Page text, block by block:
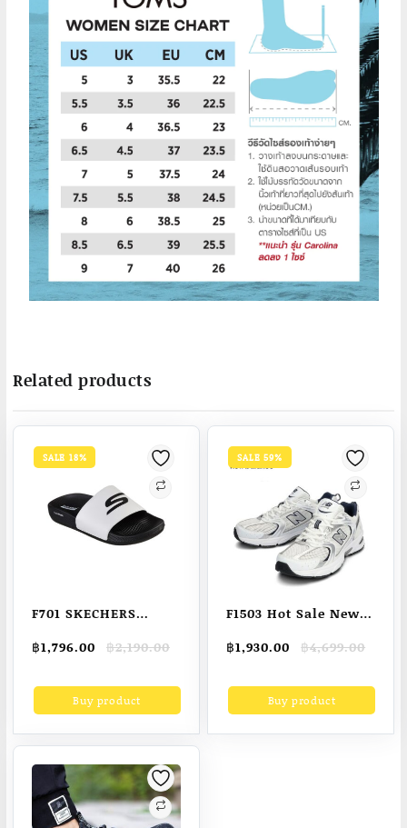
Related products
SALE 18%
F701 SKECHERS
Deriver Men’s
Sandals
฿2,190.00
Original
was:
฿2,190.00.
฿1,796.00
Current
is:
฿1,796.00.Buy product
SALE 59%
F1503 Hot Sale New
SG รองเท้าผ้าใบลําลอง
สีขาว สีฟ้า Men’s and
Women’s Running
฿4,699.00
Original
was:
฿4,699.00.
฿1,930.00
Current
is:
฿1,930.00.Buy product